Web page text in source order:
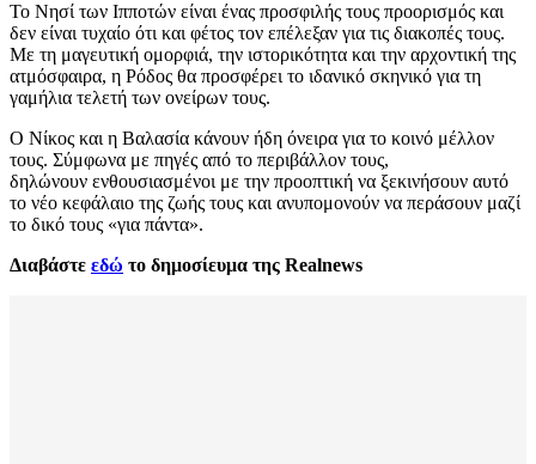
Το Νησί των Ιπποτών είναι ένας προσφιλής τους προορισμός και
δεν είναι τυχαίο ότι και φέτος τον επέλεξαν για τις διακοπές τους.
Με τη μαγευτική ομορφιά, την ιστορικότητα και την αρχοντική της
ατμόσφαιρα, η Ρόδος θα προσφέρει το ιδανικό σκηνικό για τη
γαμήλια τελετή των ονείρων τους.
Ο Νίκος και η Βαλασία κάνουν ήδη όνειρα για το κοινό μέλλον
τους. Σύμφωνα με πηγές από το περιβάλλον τους,
δηλώνουν ενθουσιασμένοι με την προοπτική να ξεκινήσουν αυτό
το νέο κεφάλαιο της ζωής τους και ανυπομονούν να περάσουν μαζί
το δικό τους «για πάντα».
Διαβάστε εδώ το δημοσίευμα της Realnews